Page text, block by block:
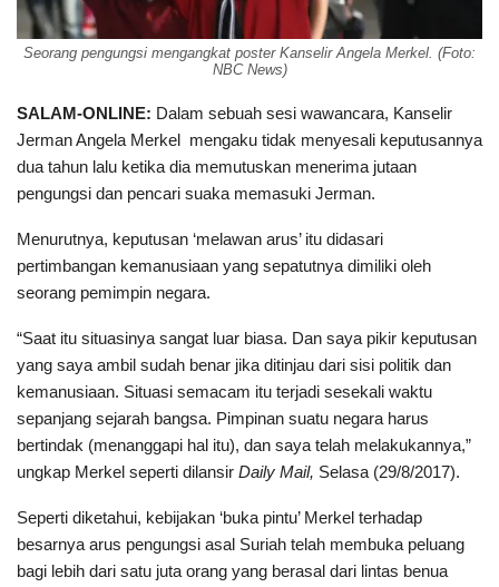
Seorang pengungsi mengangkat poster Kanselir Angela Merkel. (Foto:
NBC News)
SALAM-ONLINE: Dalam sebuah sesi wawancara, Kanselir
Jerman Angela Merkel mengaku tidak menyesali keputusannya
dua tahun lalu ketika dia memutuskan menerima jutaan
pengungsi dan pencari suaka memasuki Jerman.
Menurutnya, keputusan ‘melawan arus’ itu didasari
pertimbangan kemanusiaan yang sepatutnya dimiliki oleh
seorang pemimpin negara.
“Saat itu situasinya sangat luar biasa. Dan saya pikir keputusan
yang saya ambil sudah benar jika ditinjau dari sisi politik dan
kemanusiaan. Situasi semacam itu terjadi sesekali waktu
sepanjang sejarah bangsa. Pimpinan suatu negara harus
bertindak (menanggapi hal itu), dan saya telah melakukannya,”
ungkap Merkel seperti dilansir Daily Mail, Selasa (29/8/2017).
Seperti diketahui, kebijakan ‘buka pintu’ Merkel terhadap
besarnya arus pengungsi asal Suriah telah membuka peluang
bagi lebih dari satu juta orang yang berasal dari lintas benua